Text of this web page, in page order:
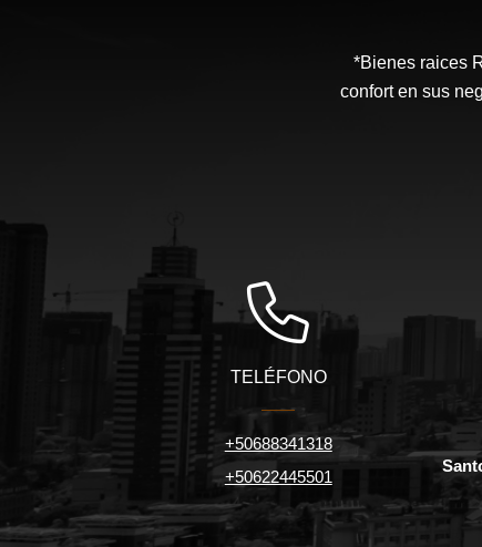
*Bienes raices
confort en sus
TELÉFONO
+50688341318
+50622445501